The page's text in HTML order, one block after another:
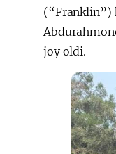
(“Franklin”)
joy oldi.